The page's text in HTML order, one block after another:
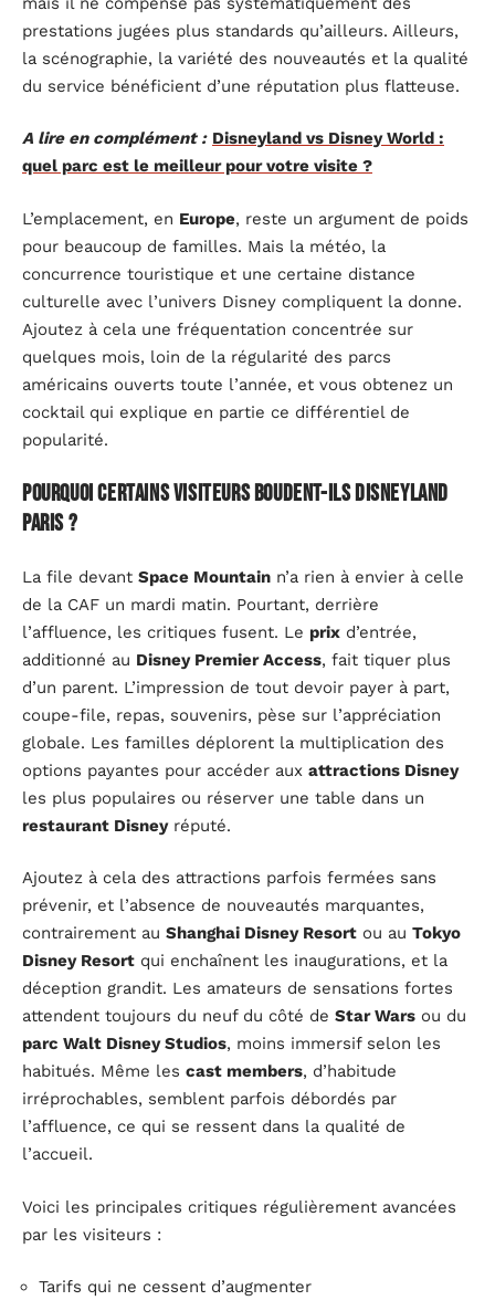
prestations jugées plus standards qu’ailleurs. Ailleurs,
la scénographie, la variété des nouveautés et la qualité
du service bénéficient d’une réputation plus flatteuse.
A lire en complément : Disneyland vs Disney World :
quel parc est le meilleur pour votre visite ?
L’emplacement, en Europe, reste un argument de poids
pour beaucoup de familles. Mais la météo, la
concurrence touristique et une certaine distance
culturelle avec l’univers Disney compliquent la donne.
Ajoutez à cela une fréquentation concentrée sur
quelques mois, loin de la régularité des parcs
américains ouverts toute l’année, et vous obtenez un
cocktail qui explique en partie ce différentiel de
popularité.
Pourquoi certains visiteurs boudent-ils Disneyland
Paris ?
La file devant Space Mountain n’a rien à envier à celle
de la CAF un mardi matin. Pourtant, derrière
l’affluence, les critiques fusent. Le prix d’entrée,
additionné au Disney Premier Access, fait tiquer plus
d’un parent. L’impression de tout devoir payer à part,
coupe-file, repas, souvenirs, pèse sur l’appréciation
globale. Les familles déplorent la multiplication des
options payantes pour accéder aux attractions Disney
les plus populaires ou réserver une table dans un
restaurant Disneyréputé.
Ajoutez à cela des attractions parfois fermées sans
prévenir, et l’absence de nouveautés marquantes,
contrairement au Shanghai Disney Resort ou au Tokyo
Disney Resort qui enchaînent les inaugurations, et la
déception grandit. Les amateurs de sensations fortes
attendent toujours du neuf du côté de Star Wars ou du
parc Walt Disney Studios, moins immersif selon les
habitués. Même les cast members, d’habitude
irréprochables, semblent parfois débordés par
l’affluence, ce qui se ressent dans la qualité de
l’accueil.
Voici les principales critiques régulièrement avancées
par les visiteurs :
Tarifs qui ne cessent d’augmenter